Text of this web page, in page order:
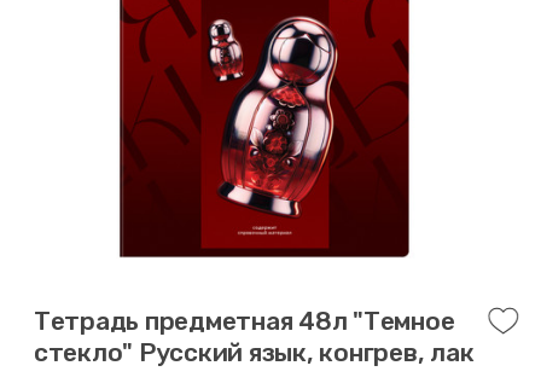
Тетрадь предметная 48л "Темное
стекло" Русский язык, конгрев, лак